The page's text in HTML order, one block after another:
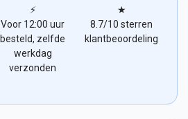
⚡
Voor 12:00 uur
besteld, zelfde
werkdag
verzonden
★
8.7/10 sterren
klantbeoordeling